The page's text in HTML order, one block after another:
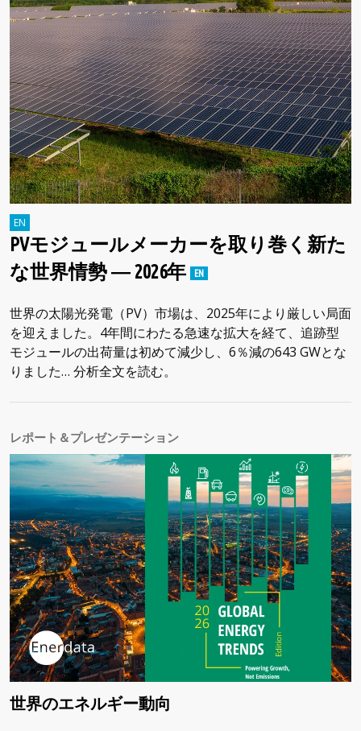
PVモジュールメーカーを取り巻く新た
な世界情勢 ― 2026年
世界の太陽光発電（PV）市場は、2025年により厳しい局面
を迎えました。4年間にわたる急速な拡大を経て、追跡型
モジュールの出荷量は初めて減少し、6％減の643 GWとな
りました… 分析全文を読む。
レポート＆プレゼンテーション
世界のエネルギー動向